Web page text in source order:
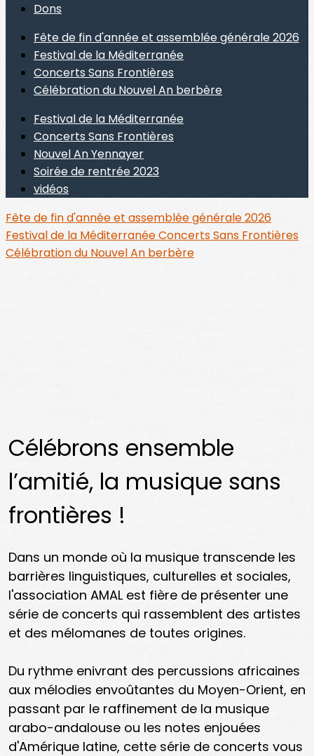
Dons
Fête de fin d'année et assemblée générale 2026
Festival de la Méditerranée
Concerts Sans Frontières
Célébration du Nouvel An berbère
Festival de la Méditerranée
Concerts Sans Frontières
Nouvel An Yennayer
Soirée de rentrée 2023
vidéos
Fête de fin d'année et assemblée générale 2026
Festival de la MéditerranéeConcerts Sans Frontières
Célébration du Nouvel An berbère
Célébrons ensemble
l’amitié, la musique sans
frontières !
Dans un monde où la musique transcende les
barrières linguistiques, culturelles et sociales,
l'association AMAL est fière de présenter une
série de concerts qui rassemblent des artistes
et des mélomanes de toutes origines.
Du rythme enivrant des percussions africaines
aux mélodies envoûtantes du Moyen-Orient, en
passant par le raffinement de la musique
arabo-andalouse ou les notes enjouées
d'Amérique latine, cette série de concerts vous